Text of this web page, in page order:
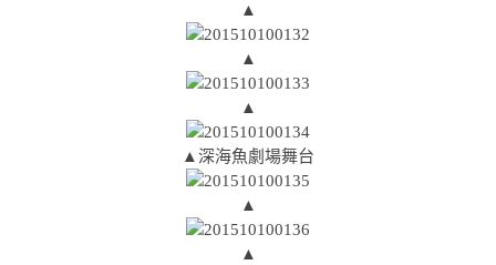
▲
▲
▲
▲深海魚劇場舞台
▲
▲